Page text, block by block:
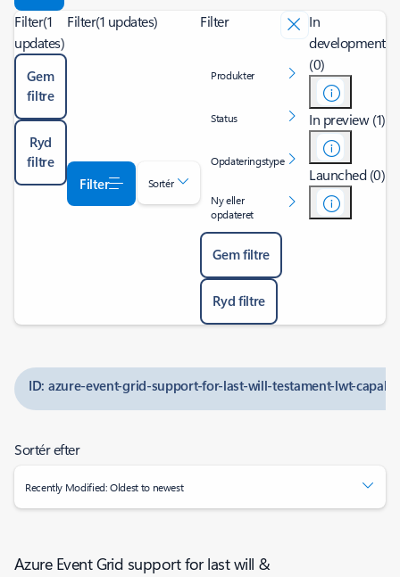
Filter(1
updates)
Gem
filtre
Ryd
filtre
Filter(1 updates)
Filter Sortér
Filter
Produkter
Status
Opdateringstype
Ny eller
opdateret
Gem filtre
Ryd filtre
In
development
(0)
In preview (1)
Launched (0)
ID: azure-event-grid-support-for-last-will-testament-lwt-
Sortér efter
Recently Modified: Oldest to newest
Azure Event Grid support for last will &